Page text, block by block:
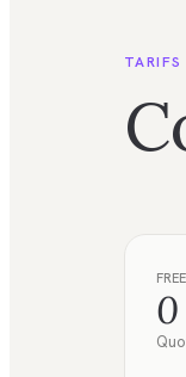
TARIFS
FREE